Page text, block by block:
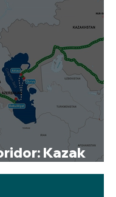
Kazak
Can Damarı